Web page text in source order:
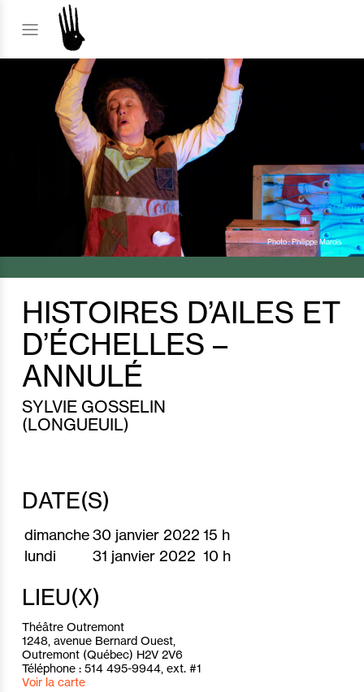
Photo : Philippe Marois
HISTOIRES D’AILES ET
D’ÉCHELLES –
ANNULÉ
SYLVIE GOSSELIN
(LONGUEUIL)
DATE(S)
dimanche30 janvier 2022 15 h
lundi
31 janvier 2022 10 h
LIEU(X)
Théâtre Outremont
1248, avenue Bernard Ouest,
Outremont (Québec) H2V 2V6
Téléphone : 514 495-9944, ext. #1
Voir la carte